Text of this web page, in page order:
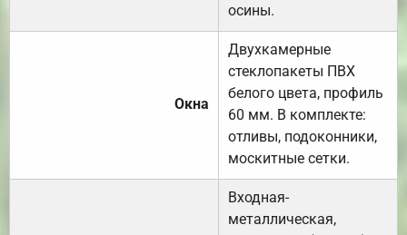
осины.
Окна
Двухкамерные
стеклопакеты ПВХ
белого цвета, профиль
60 мм. В комплекте:
отливы, подоконники,
москитные сетки.
Входная-
металлическая,